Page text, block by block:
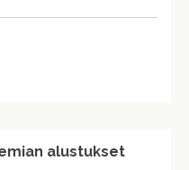
alustukset